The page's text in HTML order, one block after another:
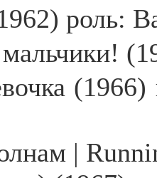
роль:
(1966)
|